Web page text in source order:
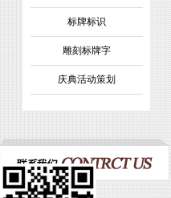
标牌标识
雕刻标牌字
庆典活动策划